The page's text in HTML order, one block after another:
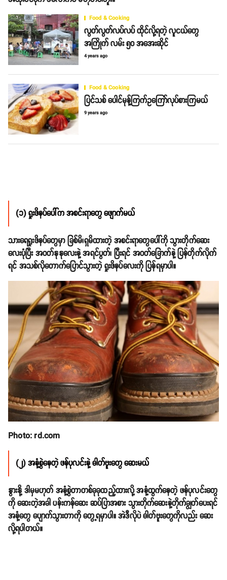
Food & Cooking
လွတ်လွတ်လပ်လပ် ထိုင်လို့ရတဲ့ လူငယ်တွေ
အကြိုက် လမ်း ၅၀ အအေးဆိုင်
4 years ago
Food & Cooking
ပြင်သစ် ပေါင်မုန့်ကြက်ဥကြော်လုပ်စားကြမယ်
9 years ago
(၁) ရှုးဖိနပ်ပေါ်က အစင်းရာတွေ ဖျောက်မယ်
သားရေရှုးဖိနပ်တွေမှာ ခြစ်မိ၊ရှမိထားတဲ့ အစင်းရာတွေပေါ်ကို သွားတိုက်ဆေး
လေးပုံပြီး အဝတ်နုနုလေးနဲ့ အရင်ပွတ်၊ ပြီးရင် အဝတ်ခြောက်နဲ့ ပြန်တိုက်လိုက်
ရင် အသစ်လိုတောက်ပြောင်သွားတဲ့ ရှုးဖိနပ်လေးကို ပြန်ရမှာပါ။
Photo: rd.com
(၂) အနံ့စွဲနေတဲ့ ဖန်ပုလင်းနဲ့ ဓါတ်ဗူးတွေ ဆေးမယ်
နွားနို့ ဒါမှမဟုတ် အနံ့စွဲတာတစ်ခုခုထည့်ထားလို့ အနံ့ထွက်နေတဲ့ ဖန်ပုလင်းတွေ
ကို ဆေးတဲ့အခါ ပန်းကန်ဆေး ဆပ်ပြာအစား သွားတိုက်ဆေးနဲ့တိုက်ချွတ်ပေးရင်
အနံ့တွေ ပျောက်သွားတာကို တွေ့ရမှာပါ။ အဲဒီလိုပဲ ဓါတ်ဗူးတွေကိုလည်း ဆေး
လို့ရပါတယ်။